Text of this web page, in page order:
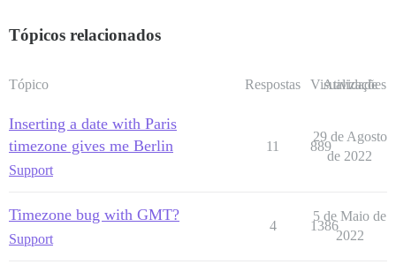
Tópicos relacionados
Tópico Respostas Visualizações
Atividade
Inserting a date with Paris
timezone gives me Berlin
Support
11 889
29 de Agosto
de 2022
Timezone bug with GMT?
Support
4 1386
5 de Maio de
2022